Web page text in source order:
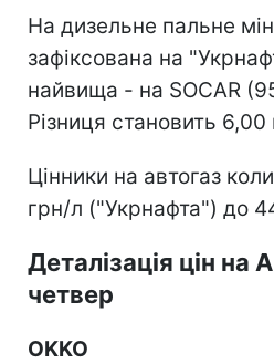
На дизельне пальне
зафіксована на
найвища - на SOCAR
Різниця становить 6,00
Цінники на автогаз
грн/л ("Укрнафта") до
Деталізація цін на
четвер
OKKO